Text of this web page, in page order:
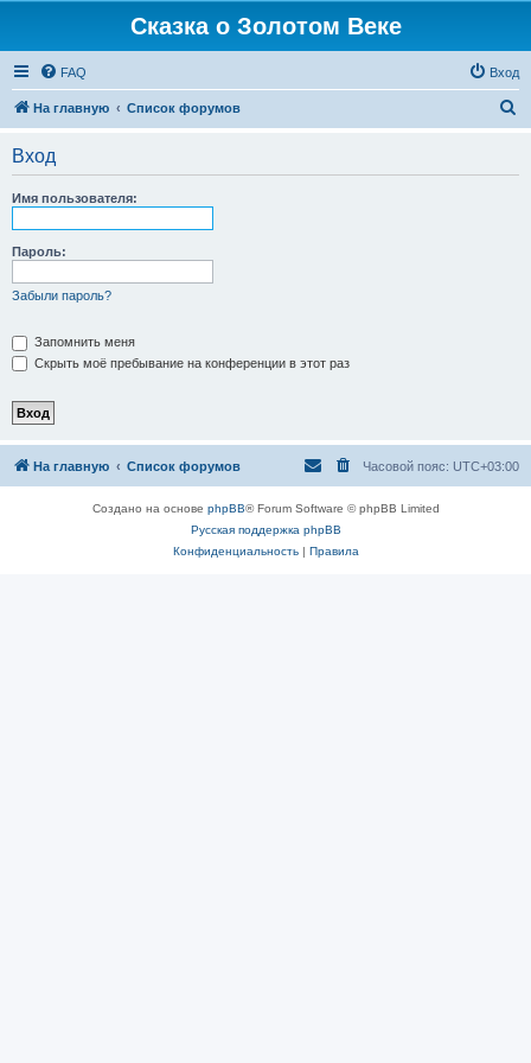
Сказка о Золотом Веке
FAQ Вход
На главную Список форумов
Вход
Имя пользователя:
Пароль:
Забыли пароль?
Запомнить меня
Скрыть моё пребывание на конференции в этот раз
На главную Список форумов Часовой пояс: UTC+03:00
Создано на основе phpBB® Forum Software © phpBB Limited
Русская поддержка phpBB
Конфиденциальность| Правила